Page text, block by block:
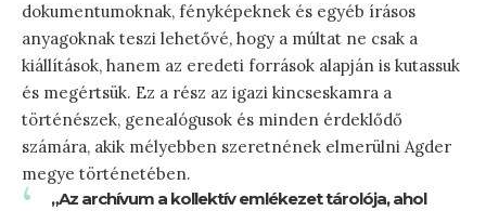
dokumentumoknak, fényképeknek és egyéb írásos
anyagoknak teszi lehetővé, hogy a múltat ne csak a
kiállítások, hanem az eredeti források alapján is kutassuk
és megértsük. Ez a rész az igazi kincseskamra a
történészek, genealógusok és minden érdeklődő
számára, akik mélyebben szeretnének elmerülni Agder
megye történetében.
„Az archívum a kollektív emlékezet tárolója, ahol